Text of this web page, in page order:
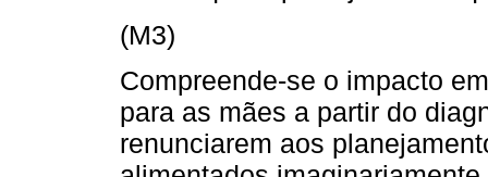
(M3)
Compreende-se o impacto
para as mães a partir do
renunciarem aos